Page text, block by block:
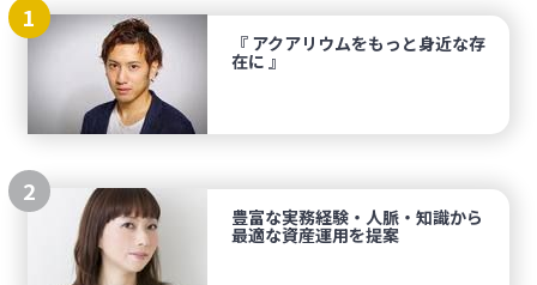
1
『 アクアリウムをもっと身近な存
在に 』
2
豊富な実務経験・人脈・知識から
最適な資産運用を提案